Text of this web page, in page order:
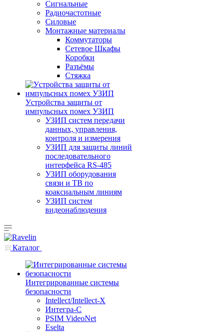
Сигнальные
Радиочастотные
Силовые
Монтажные материалы
Коммутаторы
Сетевое Шкафы
Коробки
Разъёмы
Стяжка
Уcтройства защиты от
импульсных помех УЗИП
УЗИП систем передачи
данных, управления,
контроля и измерения
УЗИП для защиты линий
последовательного
интерфейса RS-485
УЗИП оборудования
связи и ТВ по
коаксиальным линиям
УЗИП систем
видеонаблюдения
Каталог
Интегрированные системы
безопасности
Intellect/Intellect-X
Интегра-С
PSIM VideoNet
Eselta